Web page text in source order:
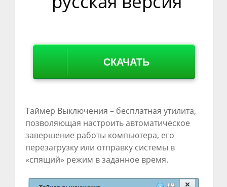
СКАЧАТЬ
Таймер Выключения – бесплатная утилита,
позволяющая настроить автоматическое
завершение работы компьютера, его
перезагрузку или отправку системы в
«спящий» режим в заданное время.